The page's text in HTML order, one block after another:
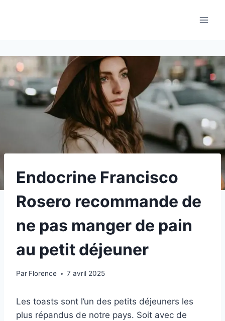
Endocrine Francisco
Rosero recommande de
ne pas manger de pain
au petit déjeuner
Par Florence 7 avril 2025
Les toasts sont l’un des petits déjeuners les
plus répandus de notre pays. Soit avec de